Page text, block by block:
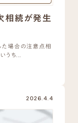
相続が発生
場合の注意点相
うち...
2026.4.4